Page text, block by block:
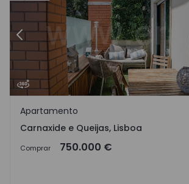
Anterior
Carnaxide e Queijas, Lisboa
Apartamento
Carnaxide e Queijas, Lisboa
Comprar 750.000 €